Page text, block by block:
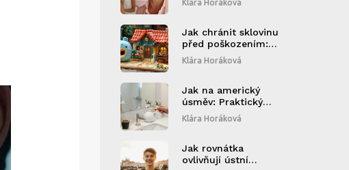
Klára Horáková
Jak chránit sklovinu
před poškozením:
Tipy a triky pro
zdravé zuby
Klára Horáková
Jak na americký
úsměv: Praktický
průvodce
broušením zubů a
Klára Horáková
Jak rovnátka
ovlivňují ústní